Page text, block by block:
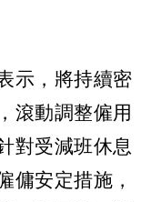
示，將持續密
滾動調整僱用
對受減班休息
傭安定措施，